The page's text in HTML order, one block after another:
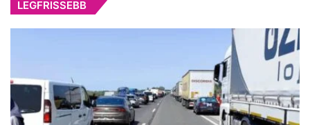
LEGFRISSEBB